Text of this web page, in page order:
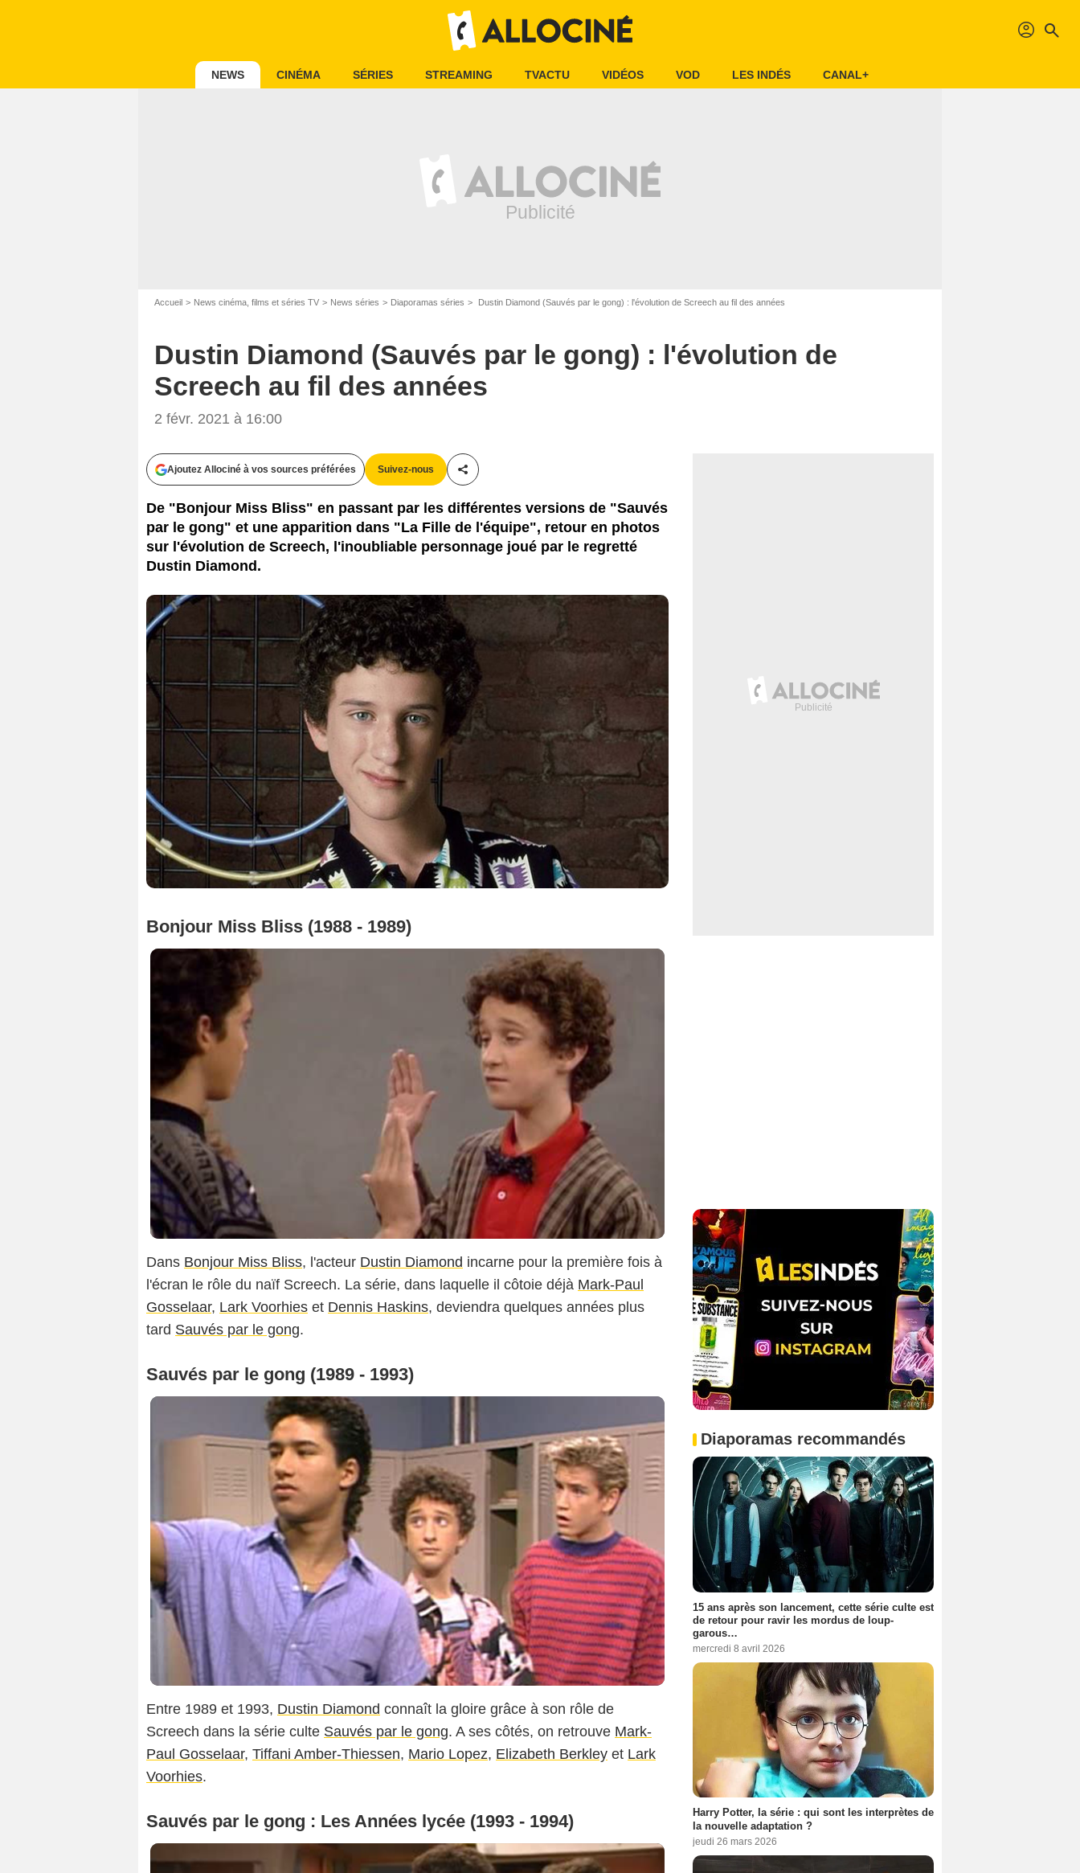
profil search
NEWS CINÉMA SÉRIES STREAMING TVACTU VIDÉOS VOD LES INDÉS CANAL+
Accueil News cinéma, films et séries TV News séries Diaporamas séries Dustin Diamond (Sauvés par le gong) : l'évolution de Screech au fil des années
Dustin Diamond (Sauvés par le gong) : l'évolution de
Screech au fil des années
2 févr. 2021 à 16:00
Ajoutez Allociné à vos sources préférées Suivez-nous
Partager cet article
De "Bonjour Miss Bliss" en passant par les différentes versions de "Sauvés
par le gong" et une apparition dans "La Fille de l'équipe", retour en photos
sur l'évolution de Screech, l'inoubliable personnage joué par le regretté
Dustin Diamond.
Elephant Films
Bonjour Miss Bliss (1988 - 1989)
Dans Bonjour Miss Bliss, l'acteur Dustin Diamond incarne pour la première fois à
l'écran le rôle du naïf Screech. La série, dans laquelle il côtoie déjà Mark-Paul
Gosselaar, Lark Voorhies et Dennis Haskins, deviendra quelques années plus
tard Sauvés par le gong.
Sauvés par le gong (1989 - 1993)
Entre 1989 et 1993, Dustin Diamond connaît la gloire grâce à son rôle de
Screech dans la série culte Sauvés par le gong. A ses côtés, on retrouve Mark-
Paul Gosselaar, Tiffani Amber-Thiessen, Mario Lopez, Elizabeth Berkley et Lark
Voorhies.
Sauvés par le gong : Les Années lycée (1993 - 1994)
Diaporamas recommandés
15 ans après son lancement, cette série culte est
de retour pour ravir les mordus de loup-
garous…
mercredi 8 avril 2026
Harry Potter, la série : qui sont les interprètes de
la nouvelle adaptation ?
jeudi 26 mars 2026